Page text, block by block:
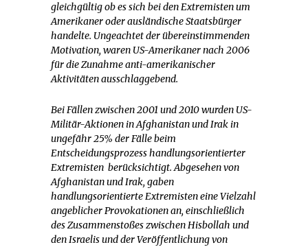
gleichgültig ob es sich bei den Extremisten um
Amerikaner oder ausländische Staatsbürger
handelte. Ungeachtet der übereinstimmenden
Motivation, waren US-Amerikaner nach 2006
für die Zunahme anti-amerikanischer
Aktivitäten ausschlaggebend.
Bei Fällen zwischen 2001 und 2010 wurden US-
Militär-Aktionen in Afghanistan und Irak in
ungefähr 25% der Fälle beim
Entscheidungsprozess handlungsorientierter
Extremisten berücksichtigt. Abgesehen von
Afghanistan und Irak, gaben
handlungsorientierte Extremisten eine Vielzahl
angeblicher Provokationen an, einschließlich
des Zusammenstoßes zwischen Hisbollah und
den Israelis und der Veröffentlichung von